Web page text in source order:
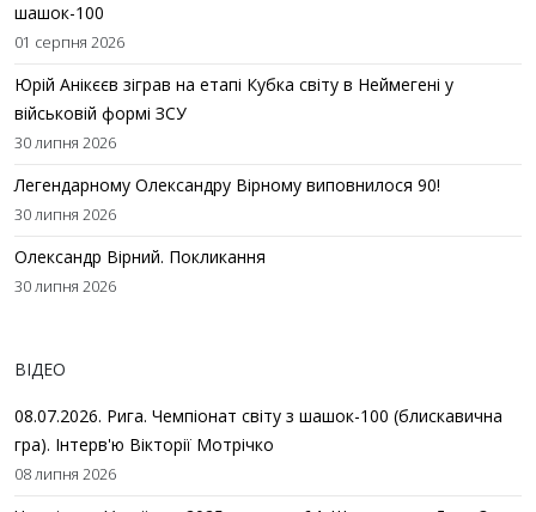
шашок-100
01 серпня 2026
Юрій Анікєєв зіграв на етапі Кубка світу в Неймегені у
військовій формі ЗСУ
30 липня 2026
Легендарному Олександру Вірному виповнилося 90!
30 липня 2026
Олександр Вірний. Покликання
30 липня 2026
ВІДЕО
08.07.2026. Рига. Чемпіонат світу з шашок-100 (блискавична
гра). Інтерв'ю Вікторії Мотрічко
08 липня 2026